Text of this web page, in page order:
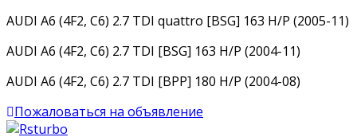
AUDI A6 (4F2, C6) 2.7 TDI quattro [BSG] 163 H/P (2005-11)
AUDI A6 (4F2, C6) 2.7 TDI [BSG] 163 H/P (2004-11)
AUDI A6 (4F2, C6) 2.7 TDI [BPP] 180 H/P (2004-08)
Пожаловаться на объявление